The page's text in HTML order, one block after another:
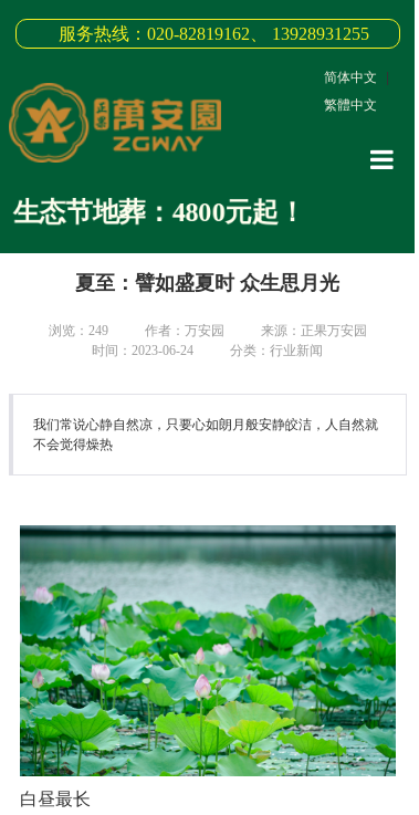
服务热线：020-82819162、 13928931255
简体中文
繁體中文
态节地葬：4800元起！
夏至：譬如盛夏时 众生思月光
浏览： 249 作者：万安园
来源：正果万安园
时间：2023-06-24
分类：行业新闻
我们常说心静自然凉，只要心如朗月般安静皎洁，人自然就
不会觉得燥热
白昼最长